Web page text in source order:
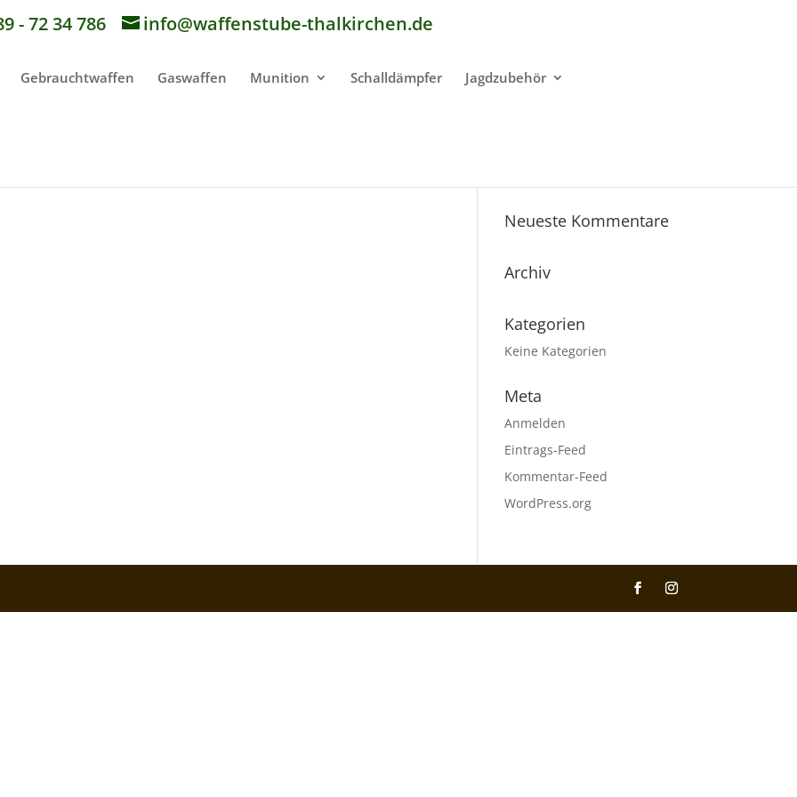
- 72 34 786 info@waffenstube-thalkirchen.de
Gebrauchtwaffen Gaswaffen Munition Schalldämpfer Jagdzubehör
1
Neueste Kommentare
Archiv
Kategorien
Keine Kategorien
Meta
Anmelden
Eintrags-Feed
Kommentar-Feed
WordPress.org